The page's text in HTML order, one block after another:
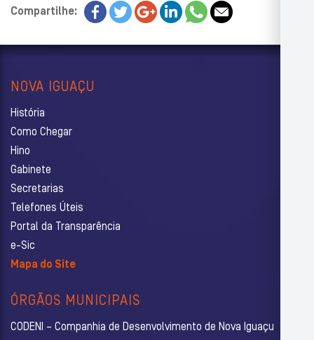
Compartilhe:
NOVA IGUAÇU
História
Como Chegar
Hino
Gabinete
Secretarias
Telefones Úteis
Portal da Transparência
e-Sic
Mapa do Site
ÓRGÃOS MUNICIPAIS
CODENI – Companhia de Desenvolvimento de Nova Iguaçu